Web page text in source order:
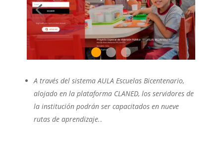
A través del sistema AULA Escuelas Bicentenario,
alojado en la plataforma CLANED, los servidores de
la institución podrán ser capacitados en nueve
rutas de aprendizaje..